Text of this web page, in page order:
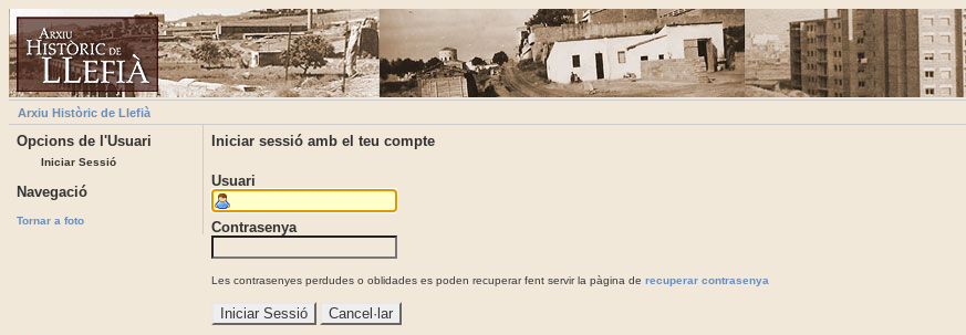
Arxiu Històric de Llefià
Opcions de l'Usuari
Iniciar Sessió
Navegació
Tornar a foto
Iniciar sessió amb el teu compte
Usuari
Contrasenya
Les contrasenyes perdudes o oblidades es poden recuperar fent servir la pàgina de recuperar contrasenya